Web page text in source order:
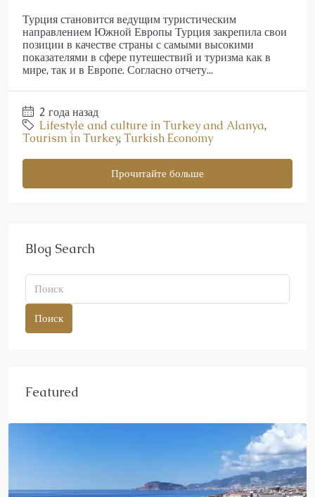
Турция становится ведущим туристическим
направлением Южной Европы Турция закрепила свои
позиции в качестве страны с самыми высокими
показателями в сфере путешествий и туризма как в
мире, так и в Европе. Согласно отчету...
2 года назад
Lifestyle and culture in Turkey and Alanya,
Tourism in Turkey, Turkish Economy
Прочитайте больше
Blog Search
Поиск
Featured